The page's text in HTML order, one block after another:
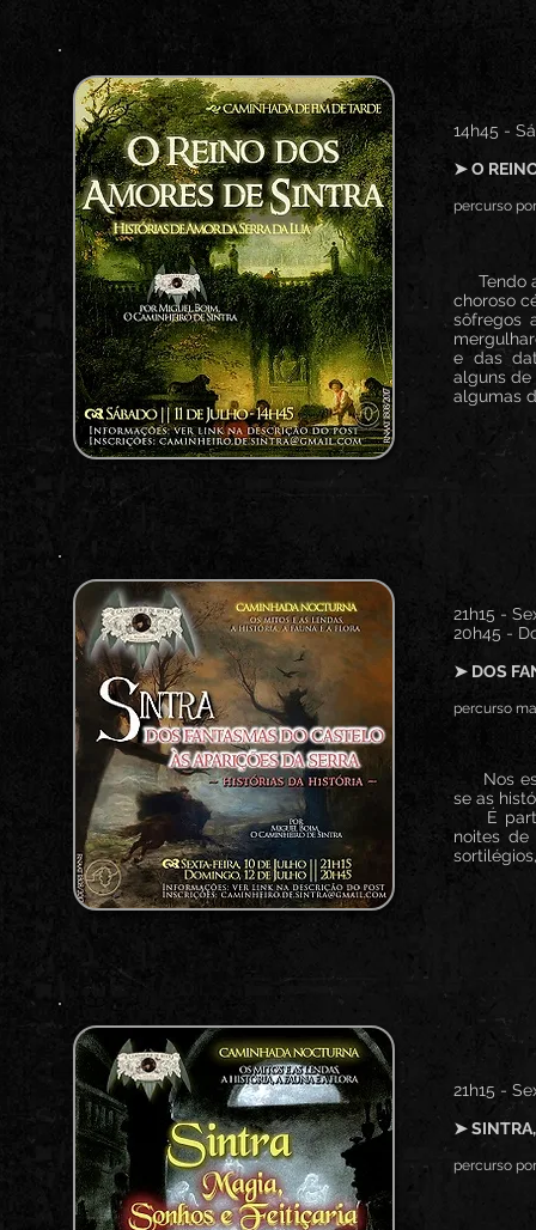
14h45 -
➤ O
percurso
Tendo a
choroso
sôfregos
e das
alguns de
algumas
21h15 -
20h45 -
➤ DOS
percurso
Nos
se as
É
noites de
21h15 -
➤
percurso